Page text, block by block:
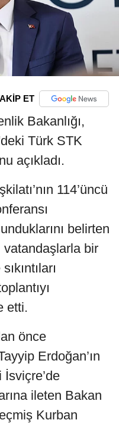
ET
Bakanlığı,
Türk STK
açıkladı.
114’üncü
belirten
vatandaşlarla bir
etti.
önce
Erdoğan’ın
ileten Bakan
Kurban